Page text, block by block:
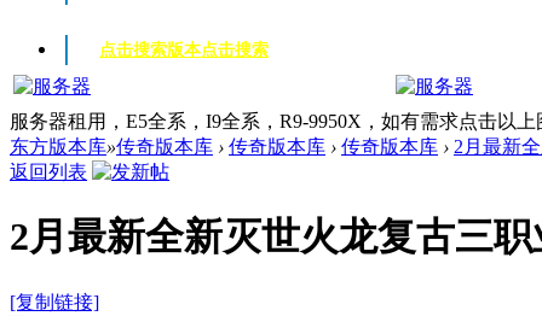
点击搜索版本点击搜索
服务器租用，E5全系，I9全系，R9-9950X，如有需求点击以
东方版本库»传奇版本库 › 传奇版本库 › 传奇版本库 › 2月最新
返回列表
2月最新全新灭世火龙复古三
[复制链接]